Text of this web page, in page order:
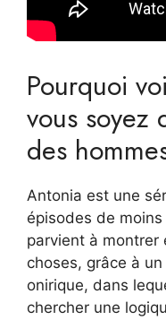
Pourquoi
vous soyez
des
Antonia est une
épisodes de
parvient à montrer
choses, grâce à
onirique, dans
chercher une